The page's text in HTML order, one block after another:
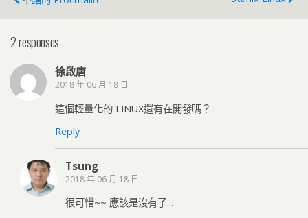
2 responses
徐啟唐
2018 年 06 月 18 日
這個輕量化的 LINUX還有在開發嗎？
Reply
Tsung
2018 年 06 月 18 日
很可惜~~ 應該是沒有了...